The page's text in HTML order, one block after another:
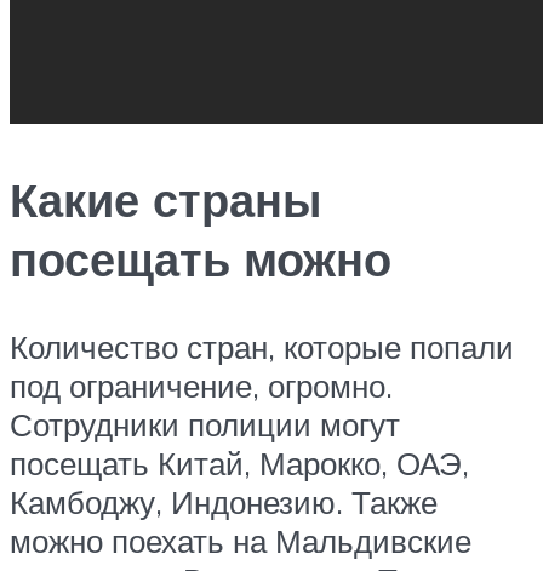
Какие страны
посещать можно
Количество стран, которые попали
под ограничение, огромно.
Сотрудники полиции могут
посещать Китай, Марокко, ОАЭ,
Камбоджу, Индонезию. Также
можно поехать на Мальдивские